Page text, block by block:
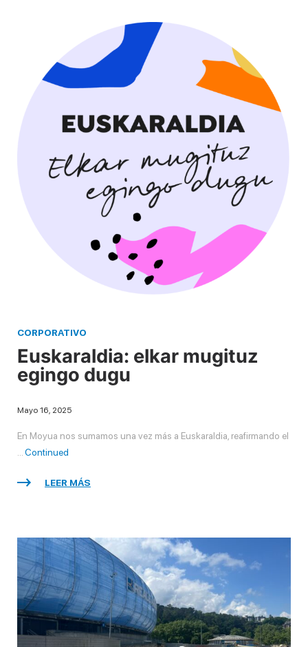
CORPORATIVO
Euskaraldia: elkar mugituz
egingo dugu
Mayo 16, 2025
En Moyua nos sumamos una vez más a Euskaraldia, reafirmando el
Continued
LEER MÁS